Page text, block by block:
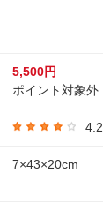
5,500円
ポイント対象外
4.2
7×43×20cm